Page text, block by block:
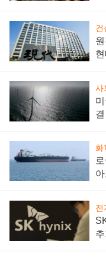
건
사
화
전